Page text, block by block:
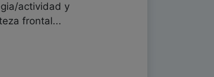
actividad y
frontal...